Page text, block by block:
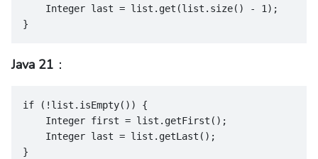
    Integer last = list.get(list.size() - 1);
}
Java 21 ：
if (!list.isEmpty()) {
    Integer first = list.getFirst();
    Integer last = list.getLast();
}